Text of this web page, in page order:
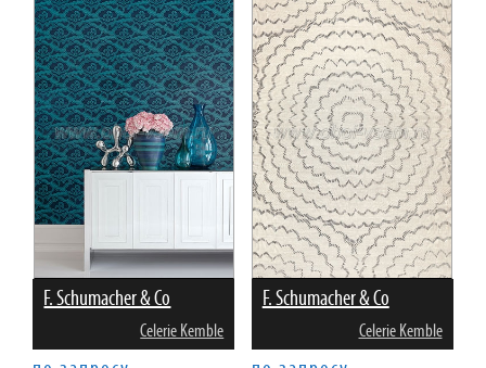
F. Schumacher & Co
Celerie Kemble
F. Schumacher & Co
Celerie Kemble